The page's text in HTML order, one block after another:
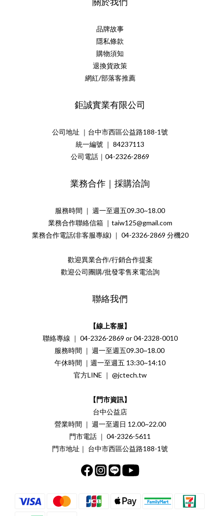
品牌故事
隱私條款
購物須知
退換貨政策
網紅/部落客推薦
鉅誠實業有限公司
公司地址 ｜台中市西區公益路188-1號
統一編號 ｜ 84237113
公司電話｜04-2326-2869
業務合作｜採購洽詢
服務時間 ｜ 週一至週五09.30~18.00
業務合作聯絡信箱 ｜taiw125@gmail.com
業務合作電話(非客服專線) ｜ 04-2326-2869 分機20
歡迎異業合作/行銷合作提案
歡迎公司團購/批發零售來電洽詢
聯絡我們
【線上客服】
聯絡專線 ｜ 04-2326-2869 or 04-2328-0010
服務時間 ｜ 週一至週五09.30~18.00
午休時間 ｜週一至週五 13:30~14:10
官方LINE ｜ @jctech.tw
【門市資訊】
台中公益店
營業時間 ｜ 週一至週日 12.00~22.00
門市電話 ｜ 04-2326-5611
門市地址｜ 台中市西區公益路188-1號